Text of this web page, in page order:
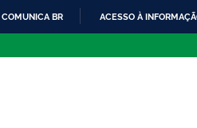
COMUNICA BR ACESSO À